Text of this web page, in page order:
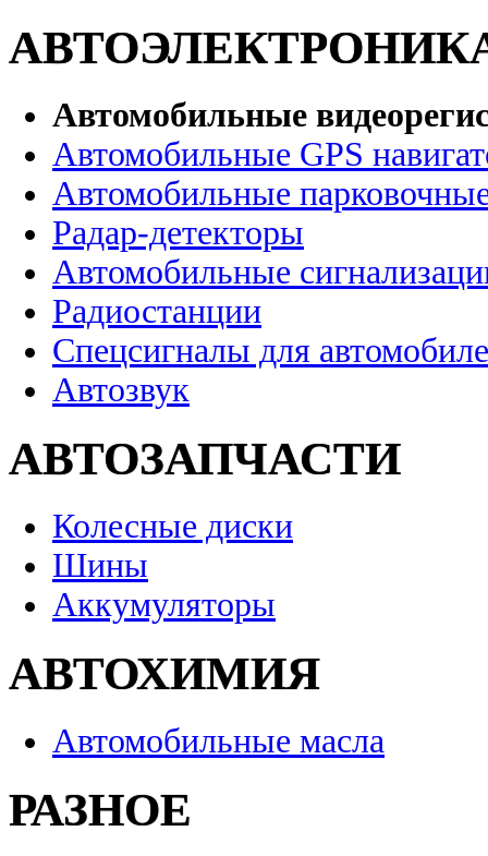
Автомобильные
Автомобильные GPS
Автомобильные
Радар-детекторы
Автомобильные
Радиостанции
Спецсигналы для
Автозвук
АВТОЗАПЧАСТИ
Колесные диски
Шины
Аккумуляторы
АВТОХИМИЯ
Автомобильные масла
РАЗНОЕ